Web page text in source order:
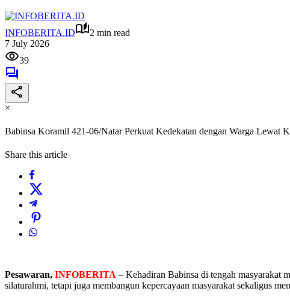
INFOBERITA.ID
2 min read
7 July 2026
39
×
Babinsa Koramil 421-06/Natar Perkuat Kedekatan dengan Warga Lewat
Share this article
Pesawaran, INFOBERITA – Kehadiran Babinsa di tengah masyarakat
silaturahmi, tetapi juga membangun kepercayaan masyarakat sekaligus